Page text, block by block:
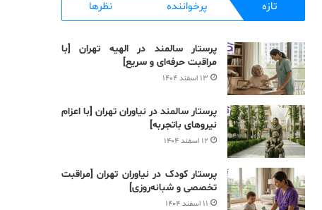
تازه پرخواننده نظرها
پرستار سالمند در الهیه تهران [با
مراقبت حرفه‌ای و سریع]
۱۳ اسفند ۱۴۰۴
پرستار سالمند در نیاوران تهران [با اعزام
نیروهای باتجربه]
۱۲ اسفند ۱۴۰۴
پرستار کودک در نیاوران تهران [مراقبت
تخصصی و شبانه‌روزی]
۱۱ اسفند ۱۴۰۴